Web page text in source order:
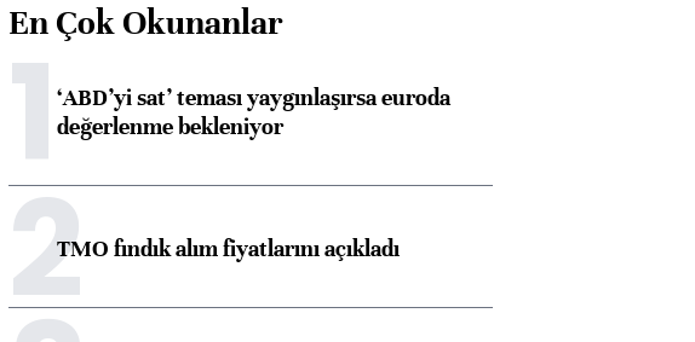
En Çok Okunanlar
1‘ABD’yi sat’ teması yaygınlaşırsa euroda
değerlenme bekleniyor
2TMO fındık alım fiyatlarını açıkladı